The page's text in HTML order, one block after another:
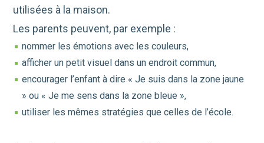
utilisées à la maison.
Les parents peuvent, par exemple :
nommer les émotions avec les couleurs,
afficher un petit visuel dans un endroit commun,
encourager l’enfant à dire « Je suis dans la zone jaune
» ou « Je me sens dans la zone bleue »,
utiliser les mêmes stratégies que celles de l’école.